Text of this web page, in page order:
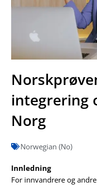
integrering
Norg
Norwegian (No)
Innledning
For innvandrere og